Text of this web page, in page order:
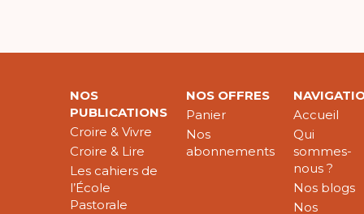
NOS
PUBLICATIONS
Croire & Vivre
Croire & Lire
Les cahiers de
l’École
Pastorale
NOS OFFRES
Panier
Nos
abonnements
Accueil
Qui
sommes-
nous ?
Nos blogs
Nos